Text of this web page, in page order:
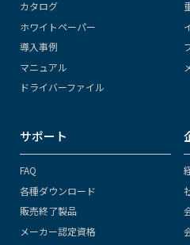
カタログ
ホワイトペーパー
導入事例
マニュアル
ドライバーファイル
サポート
FAQ
各種ダウンロード
販売終了製品
メーカー認定資格